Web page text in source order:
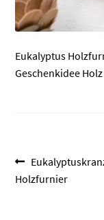
Eukalyptus
Geschenkidee Holz
Vorheriger
Beitrag:
Holzfurnier